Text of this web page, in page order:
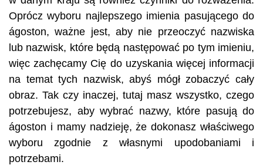
Oprócz wyboru najlepszego imienia pasującego do
ágoston, ważne jest, aby nie przeoczyć nazwiska
lub nazwisk, które będą następować po tym imieniu,
więc zachęcamy Cię do uzyskania więcej informacji
na temat tych nazwisk, abyś mógł zobaczyć cały
obraz. Tak czy inaczej, tutaj masz wszystko, czego
potrzebujesz, aby wybrać nazwy, które pasują do
ágoston i mamy nadzieję, że dokonasz właściwego
wyboru zgodnie z własnymi upodobaniami i
potrzebami.